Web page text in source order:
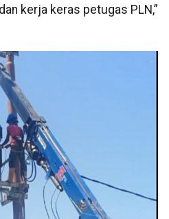
kerja keras petugas PLN,”